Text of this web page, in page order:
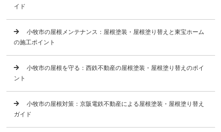
イド
小牧市の屋根メンテナンス：屋根塗装・屋根塗り替えと東宝ホーム
の施工ポイント
小牧市の屋根を守る：西鉄不動産の屋根塗装・屋根塗り替えのポイ
ント
小牧市の屋根対策：京阪電鉄不動産による屋根塗装・屋根塗り替え
ガイド